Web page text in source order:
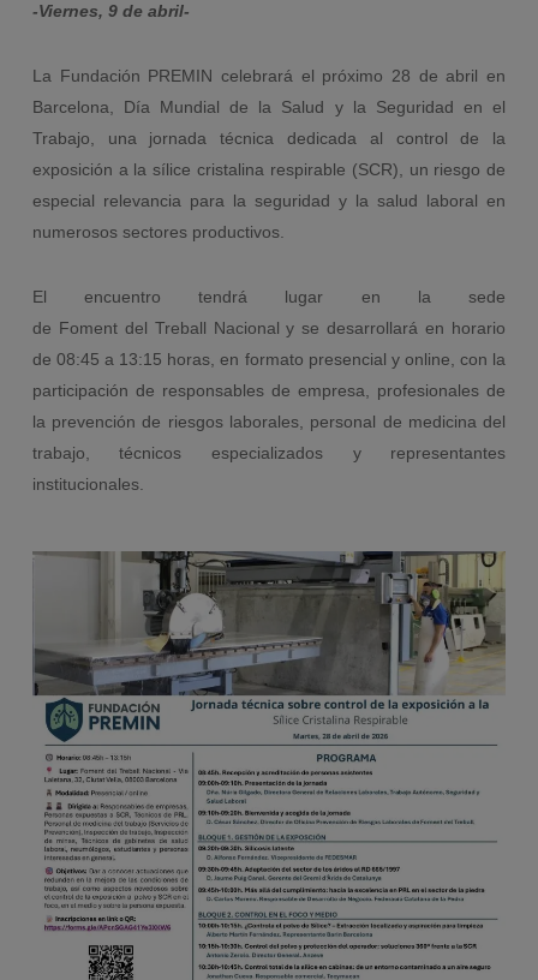
-Viernes, 9 de abril-
La Fundación PREMIN celebrará el próximo 28 de abril en
Barcelona, Día Mundial de la Salud y la Seguridad en el
Trabajo, una jornada técnica dedicada al control de la
exposición a la sílice cristalina respirable (SCR), un riesgo de
especial relevancia para la seguridad y la salud laboral en
numerosos sectores productivos.
El encuentro tendrá lugar en la sede
de Foment del Treball Nacional y se desarrollará en horario
de 08:45 a 13:15 horas, en formato presencial y online, con la
participación de responsables de empresa, profesionales de
la prevención de riesgos laborales, personal de medicina del
trabajo, técnicos especializados y representantes
institucionales.